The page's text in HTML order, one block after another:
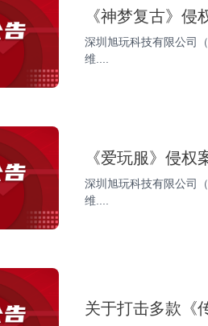
《神梦复古》
深圳旭玩科技有限公司
维....
《爱玩服》侵
深圳旭玩科技有限公司
维....
关于打击多款《